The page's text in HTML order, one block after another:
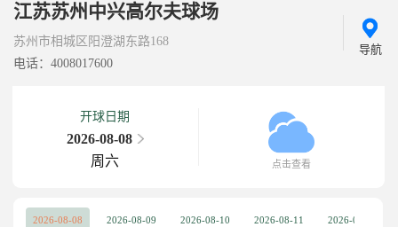
江苏苏州中兴高尔夫球场
苏州市相城区阳澄湖东路168
电话：4008017600
导航
开球日期
2026-08-08
周六
点击查看
2026-08-08
2026-08-09
2026-08-10
2026-08-11
2026-08-12